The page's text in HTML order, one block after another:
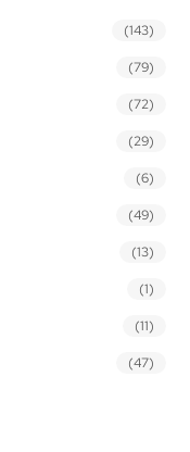
(143)
(79)
(72)
(29)
(6)
(49)
(13)
(1)
(11)
(47)